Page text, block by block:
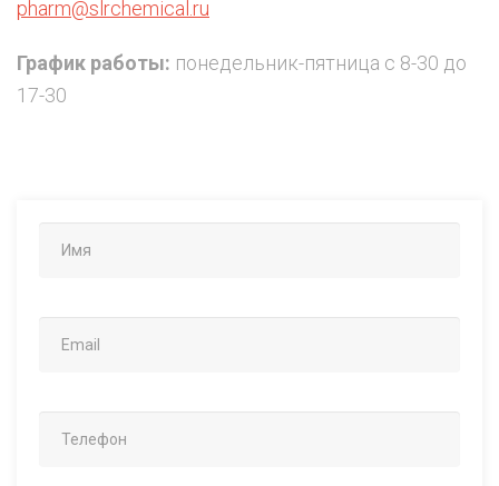
pharm@slrchemical.ru
График работы: понедельник-пятница с 8-30 до
17-30